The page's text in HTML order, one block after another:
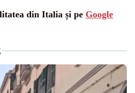
din Italia și pe Google